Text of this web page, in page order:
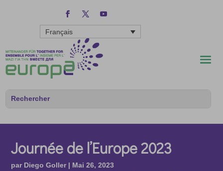
Français
Journée de l’Europe 2023
par Diego Goller| Mai 26, 2023